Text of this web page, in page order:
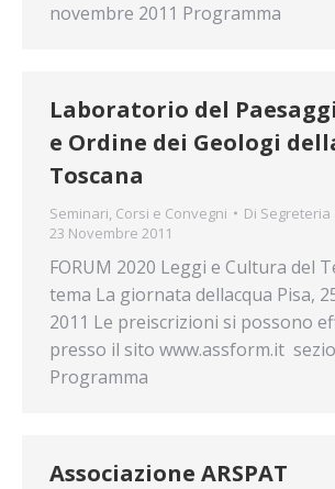
novembre 2011 Programma
Laboratorio del
e Ordine dei Geologi
Toscana
Seminari, Corsi e Convegni Di Segreteria
23 Novembre 2011
FORUM 2020 Leggi e Cultura del
tema La giornata dellacqua Pisa,
2011 Le preiscrizioni si possono
presso il sito www.assform.it
Programma
Associazione ARSPAT